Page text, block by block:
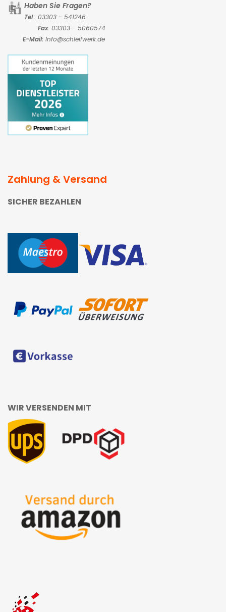
Haben Sie Fragen?
Tel.: 03303 - 541246
Fax: 03303 - 5060574
E-Mail: Info@schleifwerk.de
Zahlung & Versand
SICHER BEZAHLEN
WIR VERSENDEN MIT